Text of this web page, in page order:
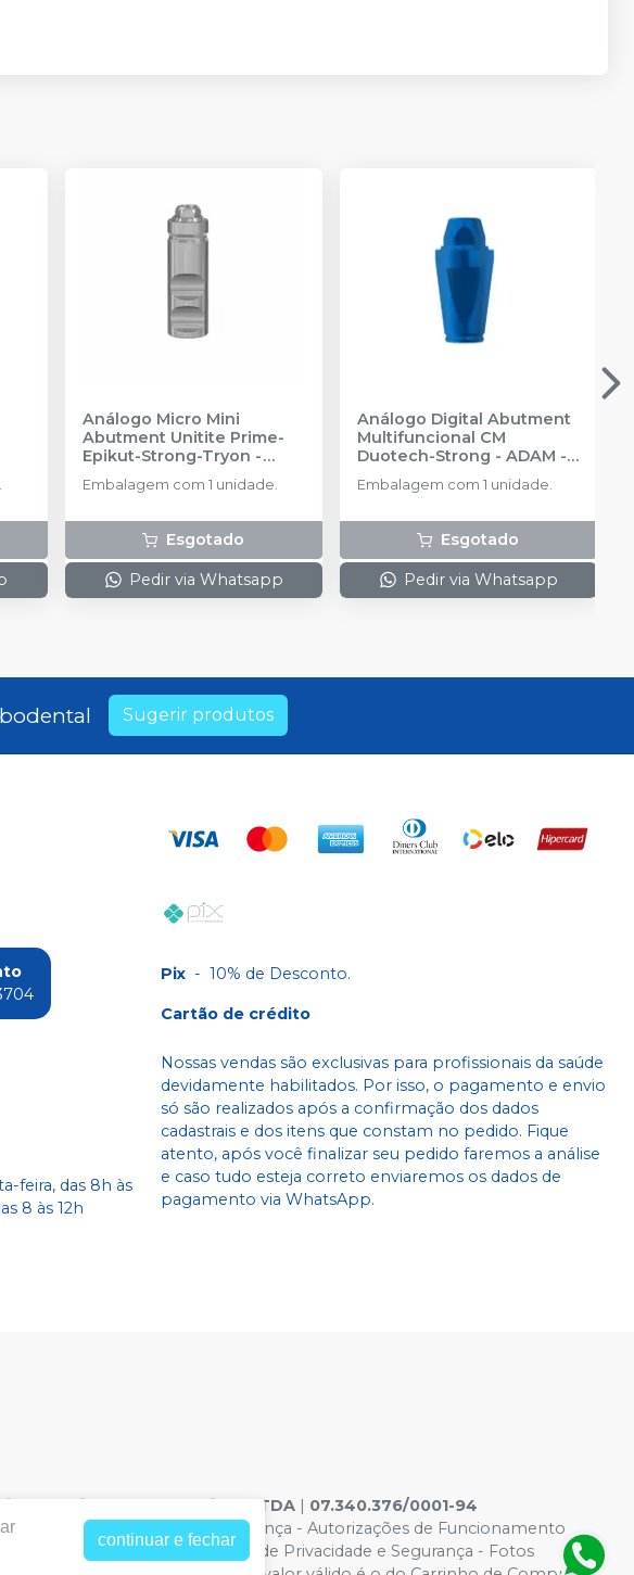
Análogo Micro Mini
Abutment Unitite Prime-
Epikut-Strong-Tryon -
Embalagem com 1 unidade.
Esgotado
Pedir via Whatsapp
Análogo Digital Abutment
Multifuncional CM
Duotech-Strong - ADAM -
Embalagem com 1 unidade.
Esgotado
Pedir via Whatsapp
Sugerir produtos
feira, das 8h às
8 às 12h
Pix - 10% de Desconto.
Cartão de crédito
Nossas vendas são exclusivas para profissionais da saúde
devidamente habilitados. Por isso, o pagamento e envio
só são realizados após a confirmação dos dados
cadastrais e dos itens que constam no pedido. Fique
atento, após você finalizar seu pedido faremos a análise
e caso tudo esteja correto enviaremos os dados de
pagamento via WhatsApp.
e Servicos Odontologicos LTDA | 07.340.376/0001-94
| Política de Privacidade e Segurança - Autorizações de Funcionamento
CRF/PA nº 6965 |Política de Privacidade e Segurança - Fotos
continuar e fechar